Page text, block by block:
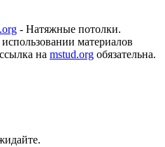
- Натяжные потолки.
материалов
на mstud.org обязательна.